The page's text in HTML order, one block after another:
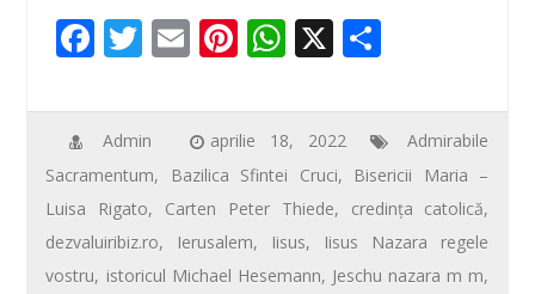
F
e
b
o
o
k
T
tt
er
E
ail
Pi
er
e
st
W
at
s
A
p
p
X
ta
je
az
ă
Admin aprilie 18, 2022
Admirabile
Sacramentum, Bazilica Sfintei Cruci, Bisericii Maria –
Luisa Rigato, Carten Peter Thiede, credinţa catolică,
dezvaluiribiz.ro, Ierusalem, Iisus, Iisus Nazara regele
vostru, istoricul Michael Hesemann, Jeschu nazara m m,